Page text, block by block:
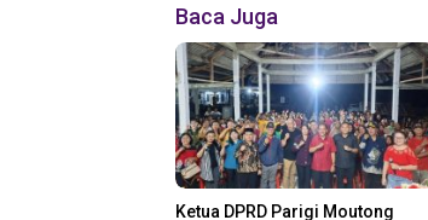
Baca Juga
Ketua DPRD Parigi Moutong